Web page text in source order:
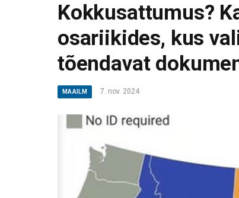
Kokkusattumus?
osariikides, kus
tõendavat
MAAILM 7. nov. 2024